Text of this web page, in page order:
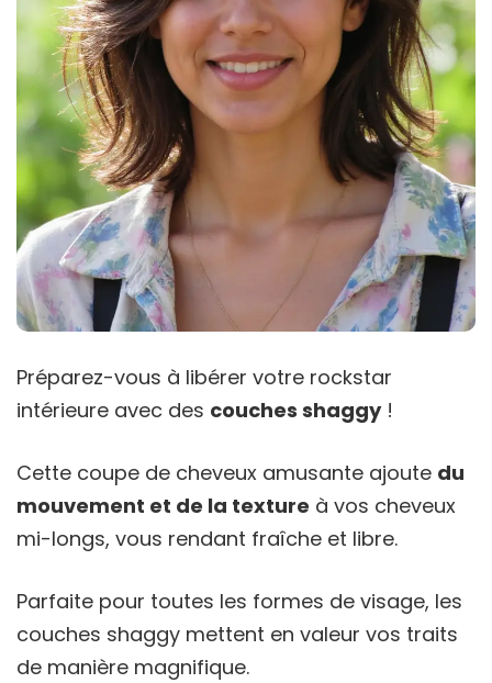
Préparez-vous à libérer votre rockstar
intérieure avec des couches shaggy!
Cette coupe de cheveux amusante ajoute du
mouvement et de la texture à vos cheveux
mi-longs, vous rendant fraîche et libre.
Parfaite pour toutes les formes de visage, les
couches shaggy mettent en valeur vos traits
de manière magnifique.